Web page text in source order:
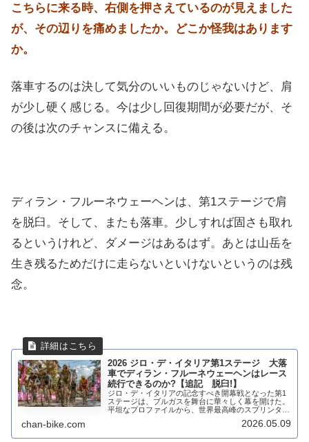
こちらに来る時、右側を押さえているのが見えました
が、その辺りを痛めましたか。どこか怪我はあります
か。
落車するのは決して気分のいいものじゃないけど、肩
が少し硬く感じる。今は少し回復期間が必要だが、そ
の後は次のチャンスに備える。
ディラン・フルーネウェーヘンは、第1ステージで肩
を脱臼。そして、またも落車。少しすれば固さも取れ
るというけれど、ダメージはあるはず。あとは山岳を
生き残るためだけに走らないといけないというのは残
念。
2026 ジロ・デ・イタリア第1ステージ 大落
車でディラン・フルーネウェーヘンはレース
続行できるのか?【追記 脱臼!】
ジロ・デ・イタリアの記念すべき開幕戦となった第1
ステージは、ブルガスを舞台に華々しく幕を開けた。
平坦なプロファイルから、世界最高峰のスプリンター
されていた。しかし、歓喜に包まれるはずだったフ...
chan-bike.com 2026.05.09